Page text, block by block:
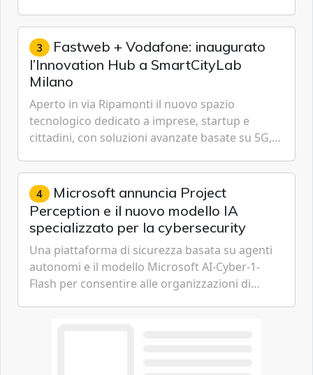
espressione dell'...
3 Fastweb + Vodafone: inaugurato
l’Innovation Hub a SmartCityLab
Milano
Aperto in via Ripamonti il nuovo spazio
tecnologico dedicato a imprese, startup e
cittadini, con soluzioni avanzate basate su 5G,
Cybersecurity.
4 Microsoft annuncia Project
Perception e il nuovo modello IA
specializzato per la cybersecurity
Una piattaforma di sicurezza basata su agenti
autonomi e il modello Microsoft AI-Cyber-1-
Flash per consentire alle organizzazioni di